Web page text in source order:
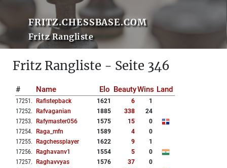
FRITZ.CHESSBASE.COM
Fritz Rangliste
Fritz Rangliste - Seite 346
# Name Elo BeautyWins Land
17251 . Rafistepback 1621 6
1
17252. Rafvaganian 1885 338
24
17253. Rafymaster056 1575 15
0
17254. Raga_mfn 1589 4
0
17255. Ragchessplayer 1622 9
1
17256. Raghavanv1 1554 5
0
17257. Raghavvyas 1576 37
0